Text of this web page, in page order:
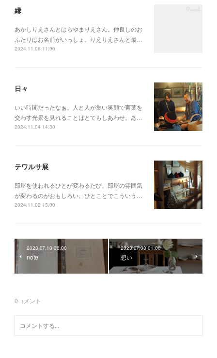
縁
あかしりえさんとはらやまりえさん。仲良しのお
ふたりはお名前がいっしょ。りえりえさんと最…
2024.11.06 11:00
日々
いい時間だったなぁ。人と人が集い笑顔で言葉を
交わす光景を見れることはとてもしあわせ。あ…
2024.11.04 14:30
テワルサ展
部屋を使われるひとが変わるたび、部屋の雰囲気
が変わるのがおもしろい。ひとことでこういう…
2024.11.02 13:00
2023.07.10 06:00
note
2023.07.08 01:00
想い
0コメント